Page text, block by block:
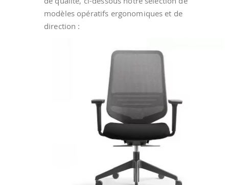
modèles opératifs ergonomiques et de
direction :